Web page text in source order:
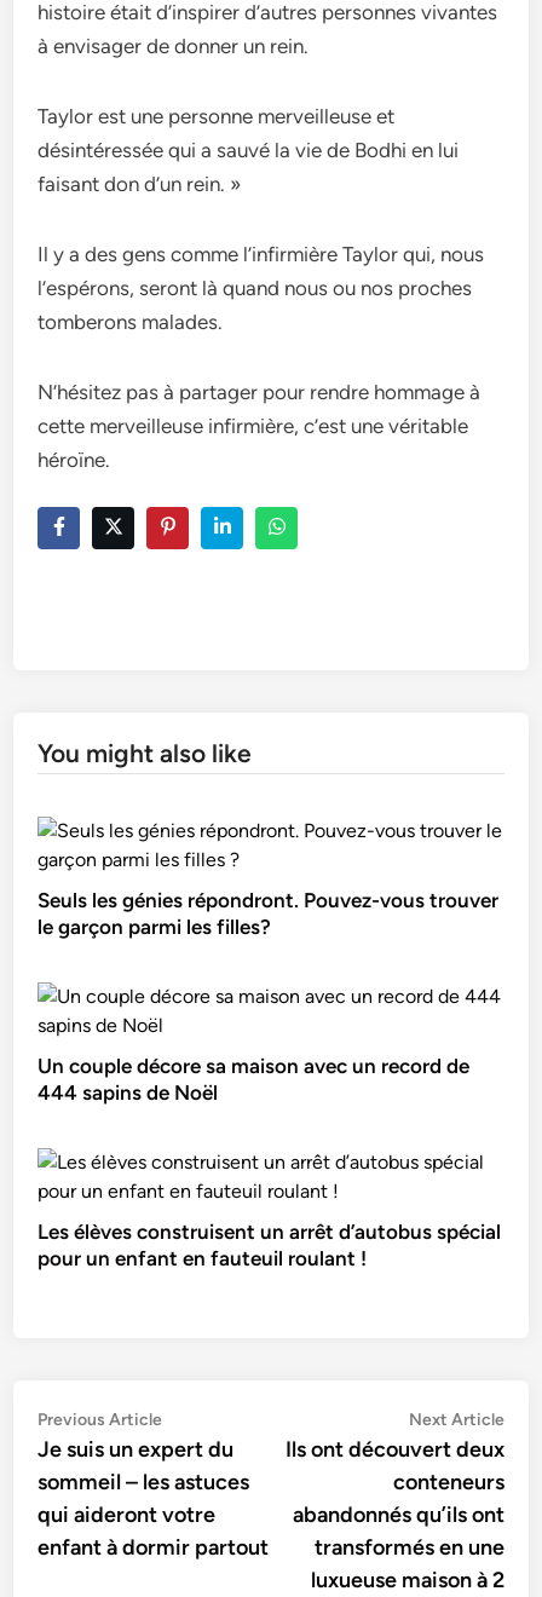
histoire était d’inspirer d’autres personnes vivantes
à envisager de donner un rein.
Taylor est une personne merveilleuse et
désintéressée qui a sauvé la vie de Bodhi en lui
faisant don d’un rein. »
Il y a des gens comme l’infirmière Taylor qui, nous
l’espérons, seront là quand nous ou nos proches
tomberons malades.
N’hésitez pas à partager pour rendre hommage à
cette merveilleuse infirmière, c’est une véritable
héroïne.
You might also like
Seuls les génies répondront. Pouvez-vous trouver
le garçon parmi les filles?
Un couple décore sa maison avec un record de
444 sapins de Noël
Les élèves construisent un arrêt d’autobus spécial
pour un enfant en fauteuil roulant !
Navigation
de
l’article
Previous ArticlePrevious
article:
Je suis un expert du
sommeil – les astuces
qui aideront votre
enfant à dormir partout
Next Article
Ils ont découvert deux
conteneurs
abandonnés qu’ils ont
transformés en une
luxueuse maison à 2